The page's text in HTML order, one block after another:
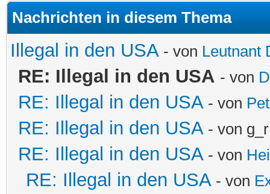
Nachrichten in diesem Thema
Illegal in den USA - von Leutnant
RE: Illegal in den USA - von
RE: Illegal in den USA - von
RE: Illegal in den USA - von
RE: Illegal in den USA - von
RE: Illegal in den USA - von